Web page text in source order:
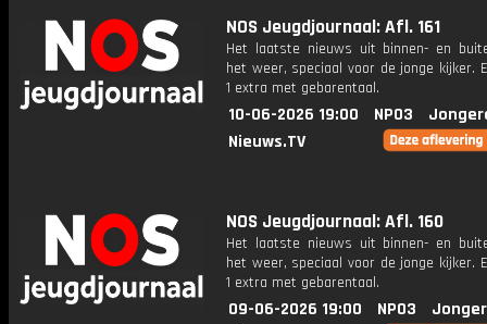
NOS Jeugdjournaal: Afl. 161
Het laatste nieuws uit binnen- en
het weer, speciaal voor de jonge kijker.
1 extra met gebarentaal.
10-06-2026 19:00 NPO3
Nieuws.TV
NOS Jeugdjournaal: Afl. 160
Het laatste nieuws uit binnen- en
het weer, speciaal voor de jonge kijker.
1 extra met gebarentaal.
09-06-2026 19:00 NPO3